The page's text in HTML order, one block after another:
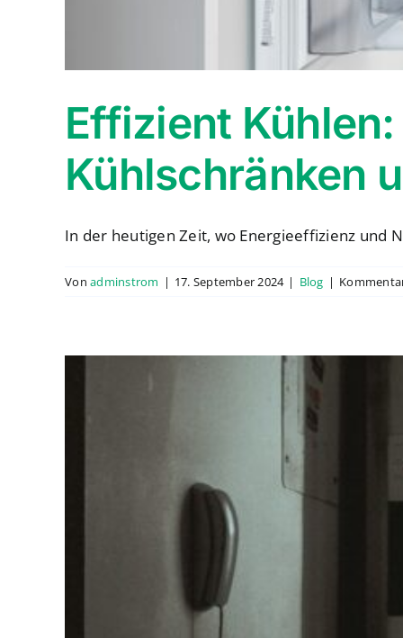
Effizient
Kühlschränken
In der heutigen Zeit, wo Energieeffizienz und
Vonadminstrom | 17. September 2024 | Blog |